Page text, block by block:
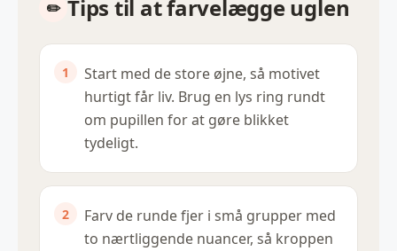
Tips til at farvelægge uglen
Start med de store øjne, så motivet
hurtigt får liv. Brug en lys ring rundt
om pupillen for at gøre blikket
tydeligt.
Farv de runde fjer i små grupper med
to nærtliggende nuancer, så kroppen